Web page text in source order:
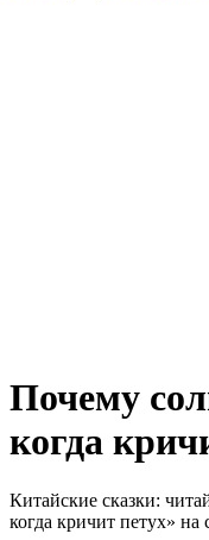
Почему
когда
Китайские сказки:
когда кричит петух» на